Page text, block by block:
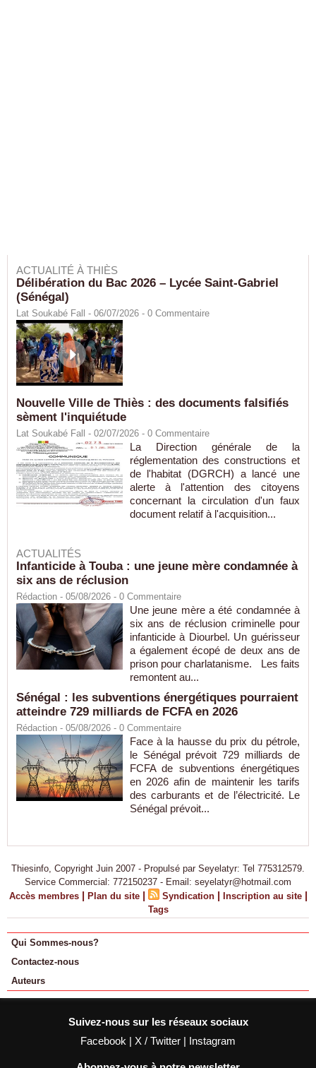
ACTUALITÉ À THIÈS
Délibération du Bac 2026 – Lycée Saint-Gabriel
(Sénégal)
Lat Soukabé Fall - 06/07/2026 - 0 Commentaire
Nouvelle Ville de Thiès : des documents falsifiés
sèment l'inquiétude
Lat Soukabé Fall - 02/07/2026 - 0 Commentaire
La Direction générale de la
réglementation des constructions et
de l'habitat (DGRCH) a lancé une
alerte à l'attention des citoyens
concernant la circulation d'un faux
document relatif à l'acquisition...
ACTUALITÉS
Infanticide à Touba : une jeune mère condamnée à
six ans de réclusion
Rédaction - 05/08/2026 - 0 Commentaire
Une jeune mère a été condamnée à
six ans de réclusion criminelle pour
infanticide à Diourbel. Un guérisseur
a également écopé de deux ans de
prison pour charlatanisme. Les faits
remontent au...
Sénégal : les subventions énergétiques pourraient
atteindre 729 milliards de FCFA en 2026
Rédaction - 05/08/2026 - 0 Commentaire
Face à la hausse du prix du pétrole,
le Sénégal prévoit 729 milliards de
FCFA de subventions énergétiques
en 2026 afin de maintenir les tarifs
des carburants et de l’électricité. Le
Sénégal prévoit...
Thiesinfo, Copyright Juin 2007 - Propulsé par Seyelatyr: Tel 775312579.
Service Commercial: 772150237 - Email: seyelatyr@hotmail.com
Accès membres | Plan du site | Syndication | Inscription au site |
Tags
Qui Sommes-nous?
Contactez-nous
Auteurs
Suivez-nous sur les réseaux sociaux
Facebook | X / Twitter | Instagram